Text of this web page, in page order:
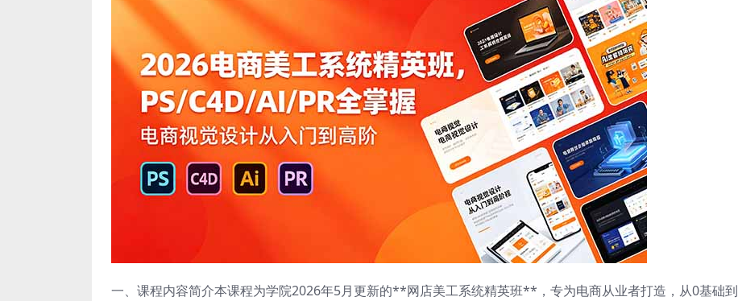
一、课程内容简介本课程为学院2026年5月更新的**网店美工系统精英班**，专为电商从业者打造，从0基础到